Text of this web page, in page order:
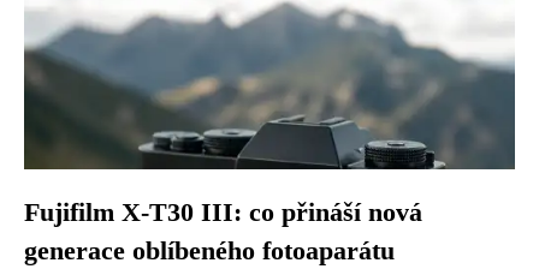
Fujifilm X-T30 III: co přináší nová
generace oblíbeného fotoaparátu